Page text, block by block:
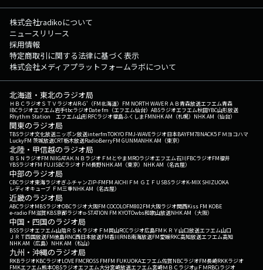
株式会社radikoについて
ニュースリリース
採用情報
特定商取引に関する法律に基づく表示
株式会社メディアプラットフォームラボについて
北海道・東北のラジオ局
ＨＢＣラジオＳＴＶラジオAIR-G'（FM北海道） FM NORTH WAVEＲＡＢ青森放送エフエム青森
IBCラジオエフエム岩手tbcラジオDate fm（エフエム仙台） ABSラジオエフエム秋田YBC山形放送
Rhythm Station エフエム山形RFCラジオ福島ふくしまFMNHK AM（札幌） NHK AM（仙台）
関東のラジオ局
TBSラジオ文化放送ニッポン放送interfmTOKYO FMJ-WAVEラジオ日本BAYFM78NACK5 ＦＭヨコハマ
LuckyFM 茨城放送CRT栃木放送RadioBerryFM GUNMANHK AM（東京）
北陸・甲信越のラジオ局
ＢＳＮラジオFM NIIGATAＫＮＢラジオ ＦＭとやまMROラジオエフエム石川FBCラジオFM福井
YBSラジオFM FUJISBCラジオ ＦＭ長野NHK AM（東京） NHK AM（名古屋）
中部のラジオ局
CBCラジオ東海ラジオぎふチャンZIP-FMFM AICHI ＦＭ ＧＩＦＵ SBSラジオK-MIX SHIZUOKA
レディオキューブ ＦＭ三重NHK AM（名古屋）
近畿のラジオ局
ABCラジオMBSラジオOBCラジオ大阪FM COCOLOFM802FM大阪ラジオ関西Kiss FM KOBE
e-radio FM滋賀KBS京都ラジオα-STATION FM KYOTOwbs和歌山放送NHK AM（大阪）
中国・四国のラジオ局
BSSラジオエフエム山陰ＲＳＫラジオ ＦＭ岡山RCCラジオ広島FM ＫＲＹ山口放送エフエム山口
ＪＲＴ四国放送FM徳島RNC西日本放送FM香川RNB南海放送FM愛媛RKC高知放送エフエム高知
NHK AM（広島） NHK AM（松山）
九州・沖縄のラジオ局
RKBラジオKBCラジオLOVE FMCROSS FMFM FUKUOKAエフエム佐賀NBCラジオFM長崎RKKラジオ
FMKエフエム熊本OBSラジオエフエム大分宮崎放送エフエム宮崎ＭＢＣラジオμＦＭRBCiラジオ